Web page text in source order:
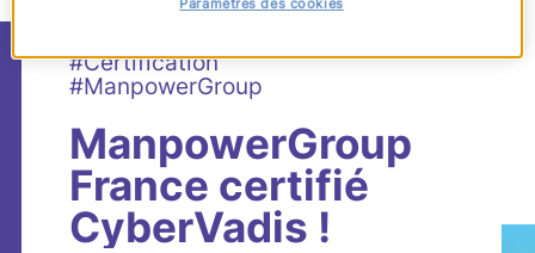
#Certification
#ManpowerGroup
ManpowerGroup
France certifié
CyberVadis !